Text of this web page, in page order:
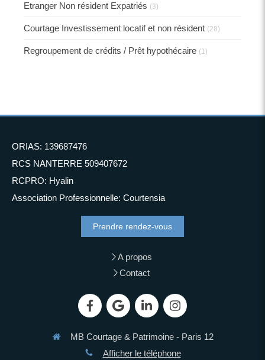
Etranger Non résident Expatriés (3)
Courtage Investissement locatif et non résident (28)
Regroupement de crédits / Prêt hypothécaire (1)
ORIAS: 139687476
RCS NANTERRE 509407672
RCPRO: Hyalin
Association Professionnelle: Courtensia
Prendre rendez-vous
A propos
Contact
MB Courtage & Patrimoine - Paris 12
Afficher le téléphone